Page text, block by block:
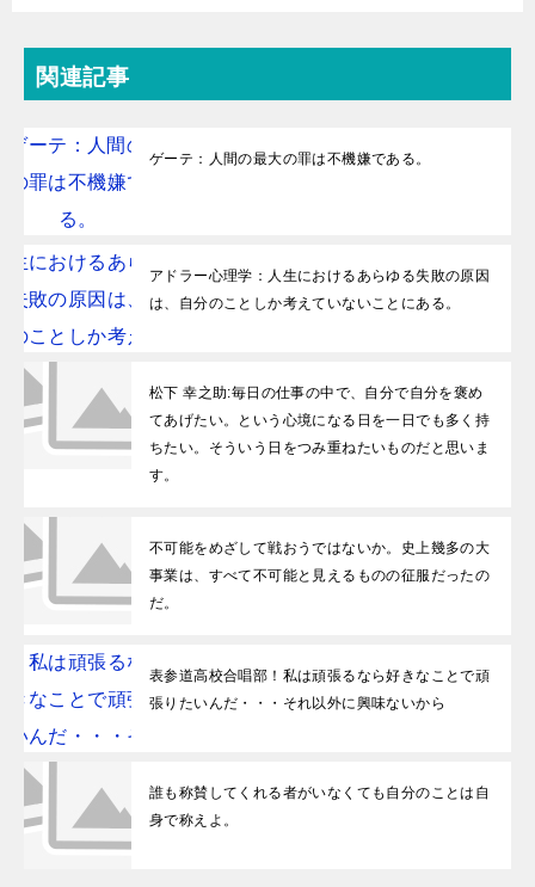
関連記事
ゲーテ：人間の最大の罪は不機嫌である。
アドラー心理学：人生におけるあらゆる失敗の原因
は、自分のことしか考えていないことにある。
松下 幸之助:毎日の仕事の中で、自分で自分を褒め
てあげたい。という心境になる日を一日でも多く持
ちたい。そういう日をつみ重ねたいものだと思いま
す。
不可能をめざして戦おうではないか。史上幾多の大
事業は、すべて不可能と見えるものの征服だったの
だ。
表参道高校合唱部！私は頑張るなら好きなことで頑
張りたいんだ・・・それ以外に興味ないから
誰も称賛してくれる者がいなくても自分のことは自
身で称えよ。